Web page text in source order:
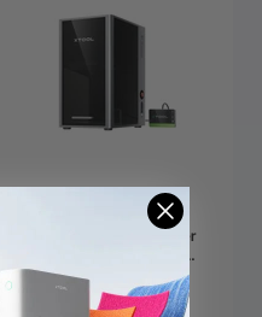
Meilleur Prix de l'Année
xTool F2 Ultra – Graveur Laser
40W
4 749,00 € 5 549,00 €